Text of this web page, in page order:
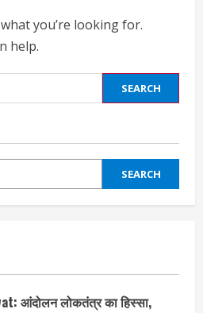
you’re looking for.
help.
SEARCH
आंदोलन लोकतंत्र का हिस्सा,